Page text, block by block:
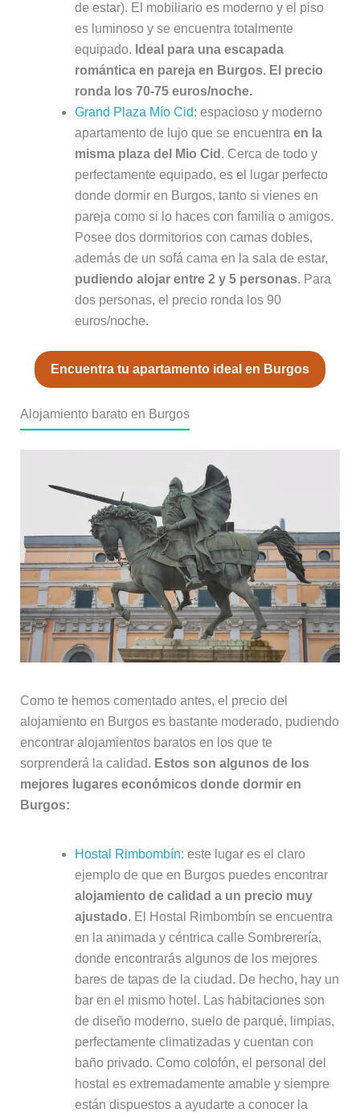
de estar). El mobiliario es moderno y el piso
es luminoso y se encuentra totalmente
equipado. Ideal para una escapada
romántica en pareja en Burgos. El precio
ronda los 70-75 euros/noche.
Grand Plaza Mío Cid: espacioso y moderno
apartamento de lujo que se encuentra en la
misma plaza del Mio Cid . Cerca de todo y
perfectamente equipado, es el lugar perfecto
donde dormir en Burgos, tanto si vienes en
pareja como si lo haces con familia o amigos.
Posee dos dormitorios con camas dobles,
además de un sofá cama en la sala de estar,
pudiendo alojar entre 2 y 5 personas. Para
dos personas, el precio ronda los 90
euros/noche.
Encuentra tu apartamento ideal en Burgos
Alojamiento barato en Burgos
Como te hemos comentado antes, el precio del
alojamiento en Burgos es bastante moderado, pudiendo
encontrar alojamientos baratos en los que te
sorprenderá la calidad. Estos son algunos de los
mejores lugares económicos donde dormir en
Burgos:
Hostal Rimbombín: este lugar es el claro
ejemplo de que en Burgos puedes encontrar
alojamiento de calidad a un precio muy
ajustado. El Hostal Rimbombín se encuentra
en la animada y céntrica calle Sombrerería,
donde encontrarás algunos de los mejores
bares de tapas de la ciudad. De hecho, hay un
bar en el mismo hotel. Las habitaciones son
de diseño moderno, suelo de parqué, limpias,
perfectamente climatizadas y cuentan con
baño privado. Como colofón, el personal del
hostal es extremadamente amable y siempre
están dispuestos a ayudarte a conocer la